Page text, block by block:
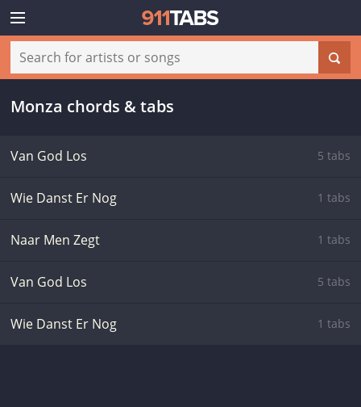
Monza chords & tabs
Van God Los 5 tabs
Wie Danst Er Nog 1 tabs
Naar Men Zegt 1 tabs
Van God Los 5 tabs
Wie Danst Er Nog 1 tabs